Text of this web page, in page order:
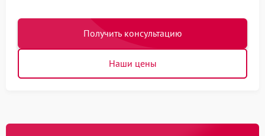
Получить консультацию
Наши цены